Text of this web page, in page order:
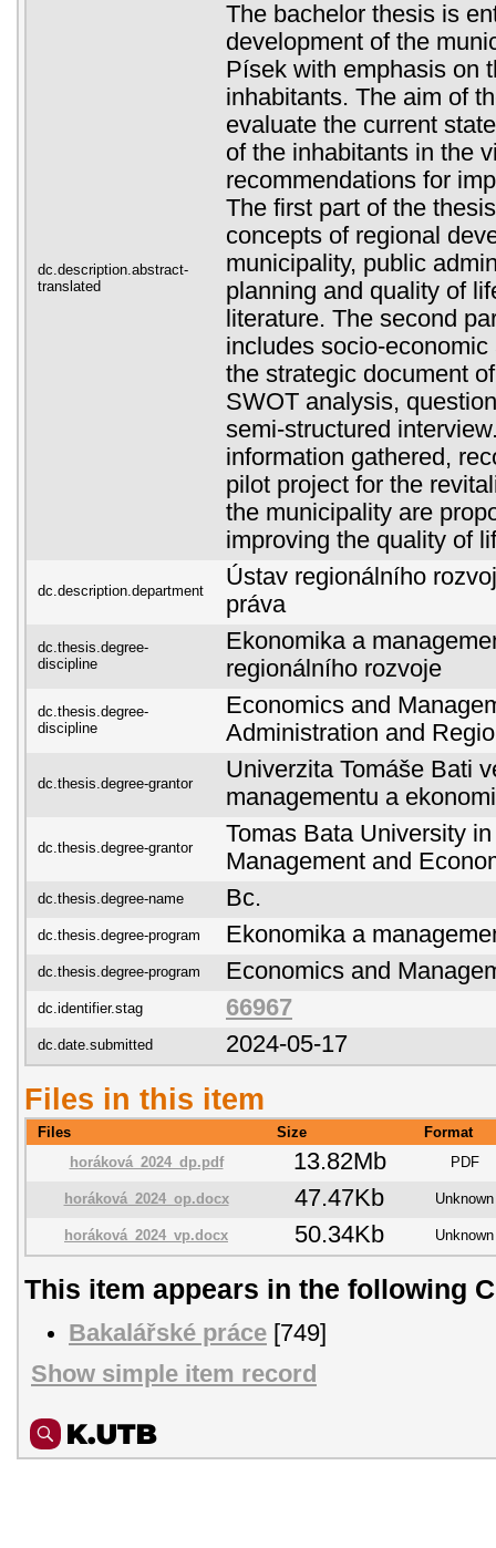
dc.description.abstract-
translated
The bachelor thesis is
development of the
Písek with emphasis on
inhabitants. The aim of
evaluate the current
of the inhabitants in the
recommendations for
The first part of the
concepts of regional
municipality, public
planning and quality of
literature. The second
includes socio-
the strategic document
SWOT analysis,
semi-structured
information gathered,
pilot project for the
the municipality are
improving the quality of
dc.description.department
Ústav regionálního
práva
dc.thesis.degree-
discipline
Ekonomika a
regionálního rozvoje
dc.thesis.degree-
discipline
Economics and
Administration and
dc.thesis.degree-grantor
Univerzita Tomáše Bati
managementu a
dc.thesis.degree-grantor
Tomas Bata University
Management and
dc.thesis.degree-name Bc.
dc.thesis.degree-program Ekonomika a
dc.thesis.degree-program Economics and
dc.identifier.stag 66967
dc.date.submitted 2024-05-17
Files in this item
Files Size
Format
horáková_2024_dp.pdf
13.82Mb PDF
horáková_2024_op.docx 47.47Kb Unknown
horáková_2024_vp.docx 50.34Kb Unknown
This item appears in the following
Bakalářské práce [749]
Show simple item record